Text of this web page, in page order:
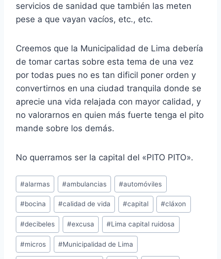
servicios de sanidad que también las meten
pese a que vayan vacíos, etc., etc.
Creemos que la Municipalidad de Lima debería
de tomar cartas sobre esta tema de una vez
por todas pues no es tan dificil poner orden y
convertirnos en una ciudad tranquila donde se
aprecie una vida relajada con mayor calidad, y
no valorarnos en quien más fuerte tenga el pito
mande sobre los demás.
No querramos ser la capital del «PITO PITO».
Etiquetas
de
la
entrada:
#alarmas #ambulancias #automóviles
#bocina #calidad de vida #capital #cláxon
#decibeles #excusa #Lima capital ruidosa
#micros #Municipalidad de Lima